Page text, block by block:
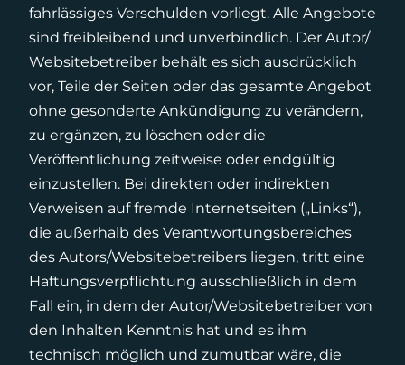
fahrlässiges Verschulden vorliegt. Alle Angebote
sind freibleibend und unverbindlich. Der Autor/
Websitebetreiber behält es sich ausdrücklich
vor, Teile der Seiten oder das gesamte Angebot
ohne gesonderte Ankündigung zu verändern,
zu ergänzen, zu löschen oder die
Veröffentlichung zeitweise oder endgültig
einzustellen. Bei direkten oder indirekten
Verweisen auf fremde Internetseiten („Links“),
die außerhalb des Verantwortungsbereiches
des Autors/Websitebetreibers liegen, tritt eine
Haftungsverpflichtung ausschließlich in dem
Fall ein, in dem der Autor/Websitebetreiber von
den Inhalten Kenntnis hat und es ihm
technisch möglich und zumutbar wäre, die